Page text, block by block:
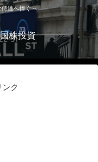
達へ捧ぐ～
株投資
ンク